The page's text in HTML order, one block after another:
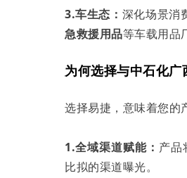
3.车生态： 深化场景消
急救援用品等车载用品
为何选择与中石化广
选择易捷，意味着您的
1.全域渠道赋能： 产品
比拟的渠道曝光。